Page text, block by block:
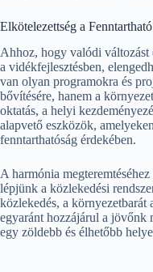
Elkötelezettség a
Ahhoz, hogy valódi változást
a vidékfejlesztésben,
van olyan programokra és
bővítésére, hanem a
oktatás, a helyi
alapvető eszközök,
fenntarthatóság érdekében.
A harmónia
lépjünk a közlekedési
közlekedés, a környezetbarát
egyaránt hozzájárul a jövőnk
egy zöldebb és élhetőbb